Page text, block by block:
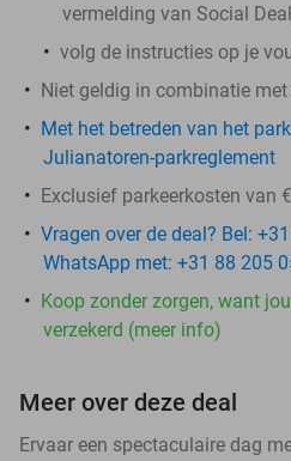
vermelding van Social
volg de instructies op je
Niet geldig in combinatie
Met het betreden van het
Julianatoren-parkreglement
Exclusief parkeerkosten van
Vragen over de deal? Bel:
WhatsApp met: +31 88 205
Koop zonder zorgen, want
verzekerd (meer info)
Meer over deze deal
Ervaar een spectaculaire dag